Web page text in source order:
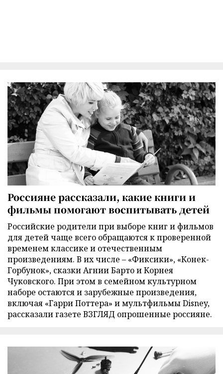
Россияне рассказали, какие книги и
фильмы помогают воспитывать детей
Российские родители при выборе книг и фильмов
для детей чаще всего обращаются к проверенной
временем классике и отечественным
произведениям. В их числе – «Фиксики», «Конек-
Горбунок», сказки Агнии Барто и Корнея
Чуковского. При этом в семейном культурном
наборе остаются и зарубежные произведения,
включая «Гарри Поттера» и мультфильмы Disney,
рассказали газете ВЗГЛЯД опрошенные россияне.